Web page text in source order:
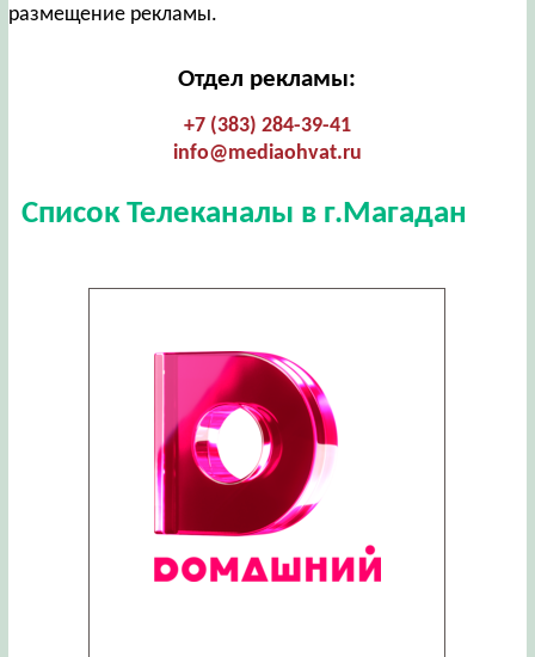
размещение рекламы.
Отдел рекламы:
+7 (383) 284-39-41
info@mediaohvat.ru
Список Телеканалы в г.Магадан